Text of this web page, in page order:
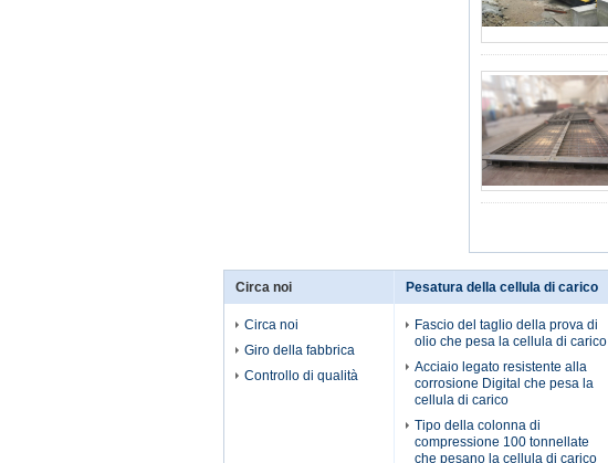
Circa noi
Circa noi
Giro della fabbrica
Controllo di qualità
Pesatura della cellula di carico
Fascio del taglio della prova di
olio che pesa la cellula di carico
Acciaio legato resistente alla
corrosione Digital che pesa la
cellula di carico
Tipo della colonna di
compressione 100 tonnellate
che pesano la cellula di carico